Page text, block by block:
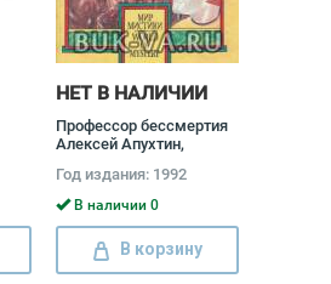
НЕТ В НАЛИЧИИ
Профессор бессмертия
Алексей Апухтин,
Митрофан Лодыженский
Год издания: 1992
В наличии 0
В корзину